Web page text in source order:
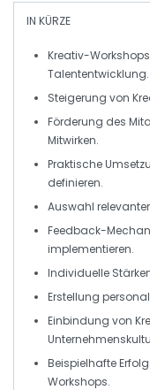
IN KÜRZE
Kreativ-Workshops
Talententwicklung.
Steigerung von
Förderung des
Mitwirken.
Praktische
definieren.
Auswahl relevanter
Feedback-
implementieren.
Individuelle
Erstellung
Einbindung von
Beispielhafte
Workshops.